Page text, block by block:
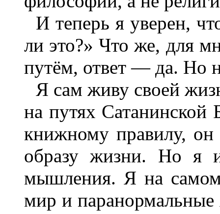
И теперь я уверен,
ли это?» Что же, для
путём, ответ — да. Но
Я сам живу своей
на путях
книжному правилу, он
образу жизни. Но я
мышления. Я на
мир и